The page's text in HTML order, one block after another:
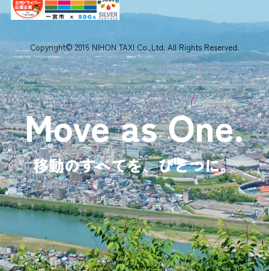
Copyright© 2016 NIHON TAXI Co.,Ltd. All Rights Reserved.
移動のすべてを、ひとつに。